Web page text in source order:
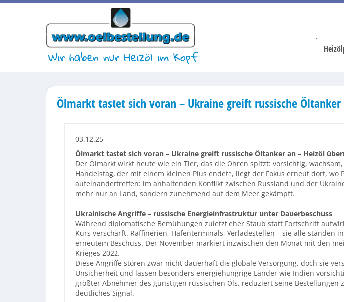
Wir haben nur Heizöl im Kopf
Ölmarkt tastet sich voran – Ukraine greift russische
03.12.25
Ölmarkt tastet sich voran – Ukraine greift russische Öltanker an – Heizöl
Der Ölmarkt wirkt heute wie ein Tier, das die Ohren spitzt: vorsichtig,
Handelstag, der mit einem kleinen Plus endete, liegt der Fokus erneut dort, wo
aufeinandertreffen: im anhaltenden Konflikt zwischen Russland und der
mehr nur an Land, sondern zunehmend auf dem Meer gekämpft.
Ukrainische Angriffe – russische Energieinfrastruktur unter Dauerbeschuss
Während diplomatische Bemühungen zuletzt eher Staub statt Fortschritt
Kurs verschärft. Raffinerien, Hafenterminals, Verladestellen – sie alle standen
erneutem Beschuss. Der November markiert inzwischen den Monat mit den
Krieges 2022.
Diese Angriffe stören zwar nicht dauerhaft die globale Versorgung, doch sie
Unsicherheit und lassen besonders energiehungrige Länder wie Indien
größter Abnehmer des günstigen russischen Öls, reduziert seine Bestellungen
deutliches Signal.